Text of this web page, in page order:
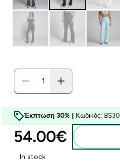
Έκπτωση 30% | Κωδικός: BS30
54.00€‎
In stock